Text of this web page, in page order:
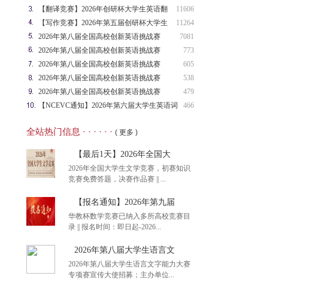
英语
11606
【翻译竞赛】2026年创研杯大学生英语翻
译竞
11264
【写作竞赛】2026年第五届创研杯大学生
英语
7081
2026年第八届全国高校创新英语挑战赛
（NCIE
773
2026年第八届全国高校创新英语挑战赛
605
2026年第八届全国高校创新英语挑战赛
（NCIE
538
2026年第八届全国高校创新英语挑战赛
（NCIE
479
2026年第八届全国高校创新英语挑战赛
（NCIE
466
【NCEVC通知】2026年第六届大学生英语词
全站热门信息 · · · · · · ( 更多 )
【最后1天】2026年全国大
2026年全国大学生文学竞赛，初赛知识
竞赛免费答题，决赛作品赛 || ...
【最后1天】2026年全国大
【报名通知】2026年第九届
华教杯数学竞赛已纳入多所高校竞赛目
录 || 报名时间：即日起-2026...
【报名通知】2026年第九届
2026年第八届大学生语言文
2026年第八届大学生语言文字能力大赛
专项赛宣传大使招募；主办单位...